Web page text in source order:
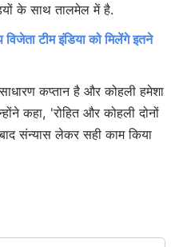
के साथ तालमेल में है.
टीम इंडिया को मिलेंगे इतने
कप्तान है और कोहली हमेशा
कहा, 'रोहित और कोहली दोनों
संन्यास लेकर सही काम किया